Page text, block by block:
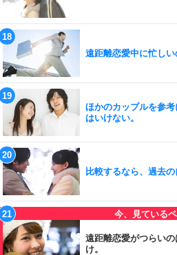
遠距離恋愛中に忙しい
ほかのカップルを参
はいけない。
比較するなら、過去の
遠距離恋愛がつらい
け。